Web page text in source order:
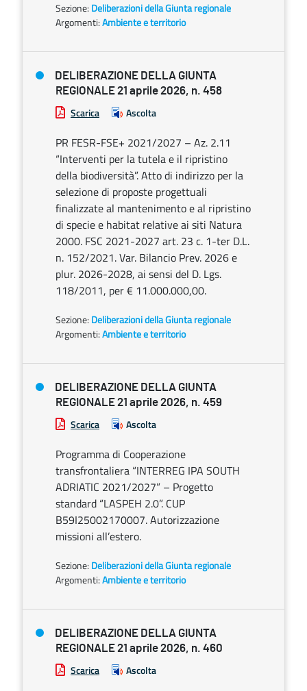
Sezione: Deliberazioni della Giunta regionale
Argomenti:Ambiente e territorio
DELIBERAZIONE DELLA GIUNTA
REGIONALE 21 aprile 2026, n. 458
Scarica Ascolta
PR FESR-FSE+ 2021/2027 – Az. 2.11
“Interventi per la tutela e il ripristino
della biodiversità”. Atto di indirizzo per la
selezione di proposte progettuali
finalizzate al mantenimento e al ripristino
di specie e habitat relative ai siti Natura
2000. FSC 2021-2027 art. 23 c. 1-ter D.L.
n. 152/2021. Var. Bilancio Prev. 2026 e
plur. 2026-2028, ai sensi del D. Lgs.
118/2011, per € 11.000.000,00.
Sezione: Deliberazioni della Giunta regionale
Argomenti:Ambiente e territorio
DELIBERAZIONE DELLA GIUNTA
REGIONALE 21 aprile 2026, n. 459
Scarica Ascolta
Programma di Cooperazione
transfrontaliera “INTERREG IPA SOUTH
ADRIATIC 2021/2027” – Progetto
standard “LASPEH 2.0”. CUP
B59I25002170007. Autorizzazione
missioni all’estero.
Sezione: Deliberazioni della Giunta regionale
Argomenti:Ambiente e territorio
DELIBERAZIONE DELLA GIUNTA
REGIONALE 21 aprile 2026, n. 460
Scarica Ascolta